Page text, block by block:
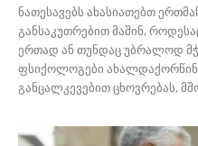
ნათესავებს ახასიათებთ
განსაკუთრებით მაშინ,
ერთად ან თუნდაც უბრალოდ
ფსიქოლოგები
განცალკევებით ცხოვრებას,